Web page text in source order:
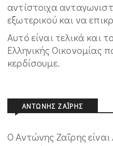
αντίστοιχα
εξωτερικού και να
Αυτό είναι τελικά και
Ελληνικής Οικονομίας
κερδίσουμε.
ΑΝΤΏΝΗΣ ΖΑΪ́ΡΗΣ
Ο Αντώνης Ζαΐρης